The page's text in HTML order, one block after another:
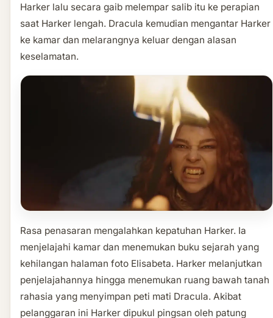
Harker lalu secara gaib melempar salib itu ke perapian
saat Harker lengah. Dracula kemudian mengantar Harker
ke kamar dan melarangnya keluar dengan alasan
keselamatan.
Rasa penasaran mengalahkan kepatuhan Harker. Ia
menjelajahi kamar dan menemukan buku sejarah yang
kehilangan halaman foto Elisabeta. Harker melanjutkan
penjelajahannya hingga menemukan ruang bawah tanah
rahasia yang menyimpan peti mati Dracula. Akibat
pelanggaran ini Harker dipukul pingsan oleh patung